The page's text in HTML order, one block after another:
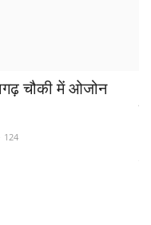
चौकी में ओजोन
124